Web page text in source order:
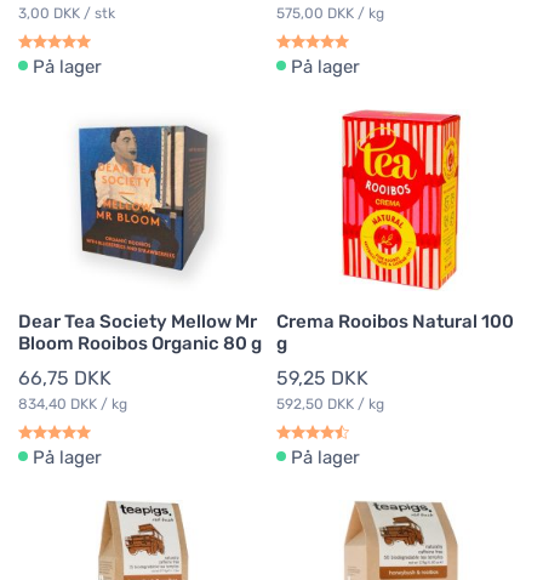
3,00 DKK / stk
På lager
575,00 DKK / kg
På lager
Dear Tea Society Mellow Mr
Bloom Rooibos Organic 80 g
66,75 DKK
834,40 DKK / kg
På lager
Crema Rooibos Natural 100
g
59,25 DKK
592,50 DKK / kg
På lager